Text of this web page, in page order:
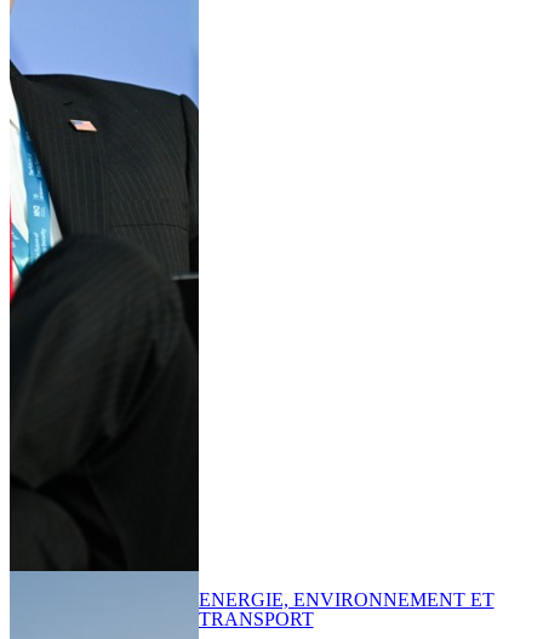
ENERGIE, ENVIRONNEMENT ET
TRANSPORT